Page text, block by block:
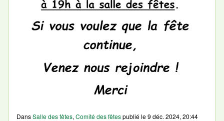
DansSalle des fêtes, Comité des fêtespublié le9 déc. 2024, 20:44